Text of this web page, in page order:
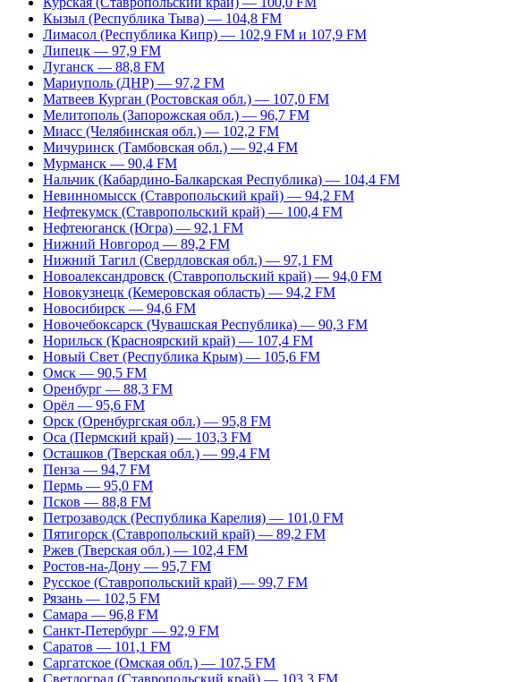
Кызыл (Республика Тыва) — 104,8 FM
Лимасол (Республика Кипр) — 102,9 FM и 107,9 FM
Липецк — 97,9 FM
Луганск — 88,8 FM
Мариуполь (ДНР) — 97,2 FM
Матвеев Курган (Ростовская обл.) — 107,0 FM
Мелитополь (Запорожская обл.) — 96,7 FM
Миасс (Челябинская обл.) — 102,2 FM
Мичуринск (Тамбовская обл.) — 92,4 FM
Мурманск — 90,4 FM
Нальчик (Кабардино-Балкарская Республика) — 104,4 FM
Невинномысск (Ставропольский край) — 94,2 FM
Нефтекумск (Ставропольский край) — 100,4 FM
Нефтеюганск (Югра) — 92,1 FM
Нижний Новгород — 89,2 FM
Нижний Тагил (Свердловская обл.) — 97,1 FM
Новоалександровск (Ставропольский край) — 94,0 FM
Новокузнецк (Кемеровская область) — 94,2 FM
Новосибирск — 94,6 FM
Новочебоксарск (Чувашская Республика) — 90,3 FM
Норильск (Красноярский край) — 107,4 FM
Новый Свет (Республика Крым) — 105,6 FM
Омск — 90,5 FM
Оренбург — 88,3 FM
Орёл — 95,6 FM
Орск (Оренбургская обл.) — 95,8 FM
Оса (Пермский край) — 103,3 FM
Осташков (Тверская обл.) — 99,4 FM
Пенза — 94,7 FM
Пермь — 95,0 FM
Псков — 88,8 FM
Петрозаводск (Республика Карелия) — 101,0 FM
Пятигорск (Ставропольский край) — 89,2 FM
Ржев (Тверская обл.) — 102,4 FM
Ростов-на-Дону — 95,7 FM
Русское (Ставропольский край) — 99,7 FM
Рязань — 102,5 FM
Самара — 96,8 FM
Санкт-Петербург — 92,9 FM
Саратов — 101,1 FM
Саргатское (Омская обл.) — 107,5 FM
Светлоград (Ставропольский край) — 103,3 FM